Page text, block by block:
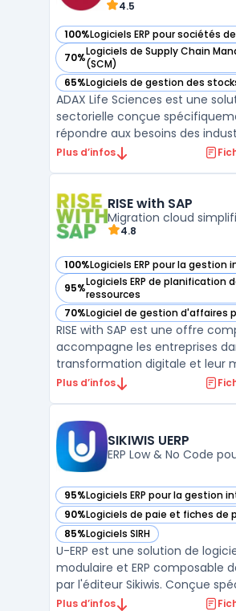
4.5
100%Logiciels ERP pour sociétés
— voir ADAX Life Sciences dans
70%Logiciels de Supply Chain
(SCM)
— voir ADAX Life Sciences dans
65%Logiciels de gestion des
— voir ADAX Life Sciences dans
ADAX Life Sciences est une
sectorielle conçue
répondre aux besoins des
sciences de la vie, telles que la
Microsoft Dynamics 365, ce
une gestion centr ...
Plus d’infos
RISE with SAP
Migration cloud
4.8
100%Logiciels ERP pour la gestion
— voir RISE with SAP dans cette
95%Logiciels ERP de planification
ressources
— voir RISE with SAP dans cette
70%Logiciel de gestion d'affaires
— voir RISE with SAP dans cette
RISE with SAP est une offre
accompagne les entreprises
transformation digitale et leur
vers le cloud. Conçue pour
services et des méthodologies
besoins spécifi ...
Plus d’infos
SIKIWIS UERP
ERP Low & No Code
95%Logiciels ERP pour la gestion
— voir SIKIWIS UERP dans cette
90%Logiciels de paie et fiches de
— voir SIKIWIS UERP dans cette
85%Logiciels SIRH
— voir SIKIWIS UERP dans cette
U-ERP est une solution de logiciel
modulaire et ERP composable
par l'éditeur Sikiwis. Conçue
pour les petites et moyennes
Plus d’infos